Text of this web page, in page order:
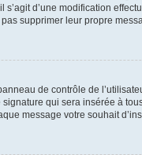
d’une modification
supprimer leur propre
de contrôle de
qui sera insérée à
message votre souhait